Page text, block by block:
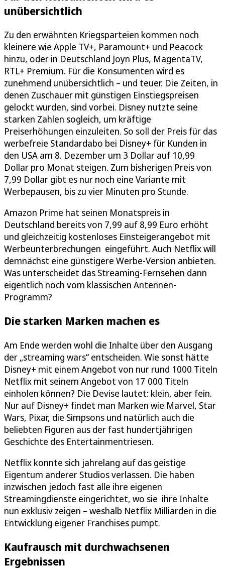
unübersichtlich
Zu den erwähnten Kriegsparteien kommen noch
kleinere wie Apple TV+, Paramount+ und Peacock
hinzu, oder in Deutschland Joyn Plus, MagentaTV,
RTL+ Premium. Für die Konsumenten wird es
zunehmend unübersichtlich – und teuer. Die Zeiten, in
denen Zuschauer mit günstigen Einstiegspreisen
gelockt wurden, sind vorbei. Disney nutzte seine
starken Zahlen sogleich, um kräftige
Preiserhöhungen einzuleiten. So soll der Preis für das
werbefreie Standardabo bei Disney+ für Kunden in
den USA am 8. Dezember um 3 Dollar auf 10,99
Dollar pro Monat steigen. Zum bisherigen Preis von
7,99 Dollar gibt es nur noch eine Variante mit
Werbepausen, bis zu vier Minuten pro Stunde.
Amazon Prime hat seinen Monatspreis in
Deutschland bereits von 7,99 auf 8,99 Euro erhöht
und gleichzeitig kostenloses Einsteigerangebot mit
Werbeunterbrechungen eingeführt. Auch Netflix will
demnächst eine günstigere Werbe-Version anbieten.
Was unterscheidet das Streaming-Fernsehen dann
eigentlich noch vom klassischen Antennen-
Programm?
Die starken Marken machen es
Am Ende werden wohl die Inhalte über den Ausgang
der „streaming wars“ entscheiden. Wie sonst hätte
Disney+ mit einem Angebot von nur rund 1000 Titeln
Netflix mit seinem Angebot von 17 000 Titeln
einholen können? Die Devise lautet: klein, aber fein.
Nur auf Disney+ findet man Marken wie Marvel, Star
Wars, Pixar, die Simpsons und natürlich auch die
beliebten Figuren aus der fast hundertjährigen
Geschichte des Entertainmentriesen.
Netflix konnte sich jahrelang auf das geistige
Eigentum anderer Studios verlassen. Die haben
inzwischen jedoch fast alle ihre eigenen
Streamingdienste eingerichtet, wo sie ihre Inhalte
nun exklusiv zeigen – weshalb Netflix Milliarden in die
Entwicklung eigener Franchises pumpt.
Kaufrausch mit durchwachsenen
Ergebnissen